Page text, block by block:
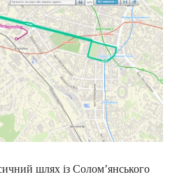
шлях із Солом’янського